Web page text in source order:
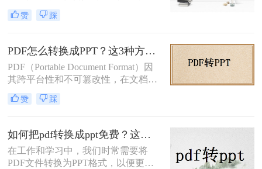
便进行演示和讲解。那么在电脑上pdf
怎么转换成ppt呢？本文将介绍三种将
赞 踩
PDF怎么转换成PPT？这3种方法学起来超简单！
PDF（Portable Document Format）因
其跨平台性和不可篡改性，在文档分
享和存储中广泛应用。然而，在某些
情况下，我们可能需要将PDF转换为
辑和演示。那么PDF怎么转换成PPT
呢？本文将介绍三种将PDF转换成
PPT的方法。
赞 踩
如何把pdf转换成ppt免费？这二种常用方法了解下！
在工作和学习中，我们时常需要将
PDF文件转换为PPT格式，以便更好